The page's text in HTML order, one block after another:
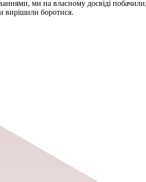
ми на власному досвіді побачили,
вирішили боротися.